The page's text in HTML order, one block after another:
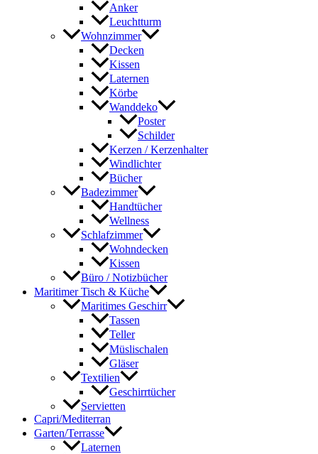
Anker
Leuchtturm
Wohnzimmer
Decken
Kissen
Laternen
Körbe
Wanddeko
Poster
Schilder
Kerzen / Kerzenhalter
Windlichter
Bücher
Badezimmer
Handtücher
Wellness
Schlafzimmer
Wohndecken
Kissen
Büro / Notizbücher
Maritimer Tisch & Küche
Maritimes Geschirr
Tassen
Teller
Müslischalen
Gläser
Textilien
Geschirrtücher
Servietten
Capri/Mediterran
Garten/Terrasse
Laternen